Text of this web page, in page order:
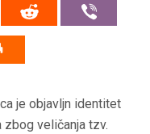
je objavljn identitet
zbog veličanja tzv.